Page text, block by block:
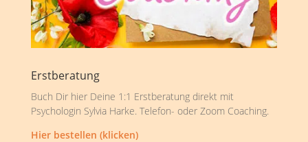
Erstberatung
Buch Dir hier Deine 1:1 Erstberatung direkt mit
Psychologin Sylvia Harke. Telefon- oder Zoom Coaching.
Hier bestellen (klicken)